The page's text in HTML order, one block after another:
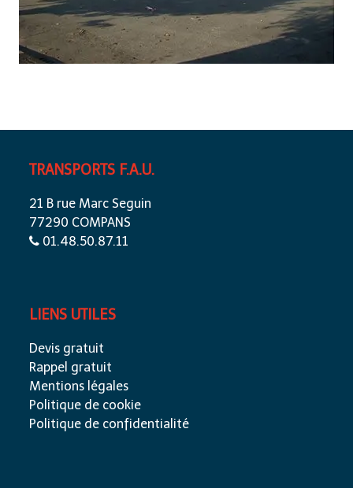
TRANSPORTS F.A.U.
21 B rue Marc Seguin
77290 COMPANS
01.48.50.87.11
LIENS UTILES
Devis gratuit
Rappel gratuit
Mentions légales
Politique de cookie
Politique de confidentialité